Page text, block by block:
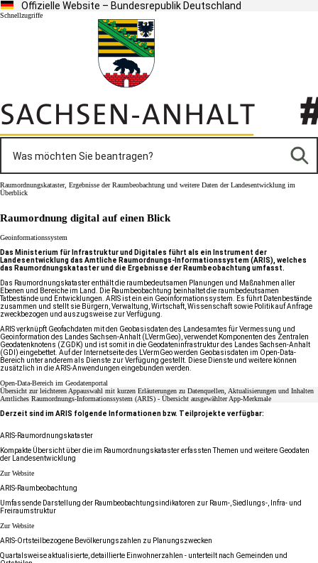
Offizielle Website – Bundesrepublik Deutschland
Schnellzugriffe
Raumordnungskataster, Ergebnisse der Raumbeobachtung und weitere Daten der Landesentwicklung im
Überblick
Raumordnung digital auf einen Blick
Geoinformationssystem
Das Ministerium für Infrastruktur und Digitales führt als ein Instrument der
Landesentwicklung das Amtliche Raumordnungs-​Informationssystem (ARIS), welches
das Raumordnungskataster und die Ergebnisse der Raumbeobachtung umfasst.
Das Raumordnungskataster enthält die raumbedeutsamen Planungen und Maßnahmen aller
Ebenen und Bereiche im Land. Die Raumbeobachtung beinhaltet die raumbedeutsamen
Tatbestände und Entwicklungen. ARIS ist ein ein Geoinformationssystem. Es führt Datenbestände
zusammen und stellt sie Bürgern, Verwaltung, Wirtschaft, Wissenschaft sowie Politik auf Anfrage
zweckbezogen und auszugsweise zur Verfügung.
ARIS verknüpft Geofachdaten mit den Geobasisdaten des Landesamtes für Vermessung und
Geoinformation des Landes Sachsen-​Anhalt (LVermGeo), verwendet Komponenten des Zentralen
Geodatenknotens (ZGDK) und ist somit in die Geodateninfrastruktur des Landes Sachsen-​Anhalt
(GDI) eingebettet. Auf der Internetseite des LVermGeo werden Geobasisdaten im Open-​Data-
Bereich unter anderem als Dienste zur Verfügung gestellt. Diese Dienste und weitere können
zusätzlich in die ARIS-​Anwendungen eingebunden werden.
Open-Data-Bereich im Geodatenportal
Übersicht zur leichteren Appauswahl mit kurzen Erläuterungen zu Datenquellen, Aktualisierungen und Inhalten
Amtliches Raumordnungs-​Informationssystem (ARIS) - Übersicht ausgewählter App-​Merkmale
Derzeit sind im ARIS folgende Informationen bzw. Teilprojekte verfügbar:
ARIS-​Raumordnungskataster
Kompakte Übersicht über die im Raumordnungskataster erfassten Themen und weitere Geodaten
der Landesentwicklung
Zur Website
ARIS-​Raumbeobachtung
Umfassende Darstellung der Raumbeobachtungsindikatoren zur Raum-, Siedlungs-​, Infra-​ und
Freiraumstruktur
Zur Website
ARIS-​Ortsteilbezogene Bevölkerungszahlen zu Planungszwecken
Quartalsweise aktualisierte, detaillierte Einwohnerzahlen - unterteilt nach Gemeinden und